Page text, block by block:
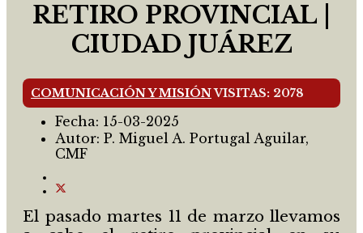
RETIRO PROVINCIAL |
CIUDAD JUÁREZ
COMUNICACIÓN Y MISIÓNVISITAS: 2078
Fecha: 15-03-2025
Autor: P. Miguel A. Portugal Aguilar,
CMF
El pasado martes 11 de marzo llevamos